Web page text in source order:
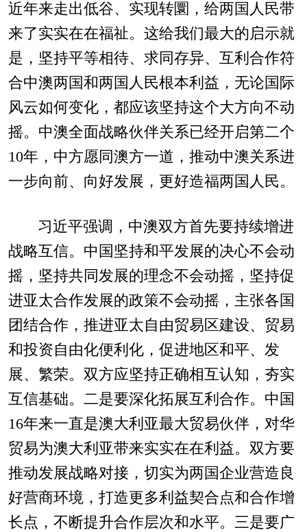
近年来走出低谷、实现转圜，给两国人民带
来了实实在在福祉。这给我们最大的启示就
是，坚持平等相待、求同存异、互利合作符
合中澳两国和两国人民根本利益，无论国际
风云如何变化，都应该坚持这个大方向不动
摇。中澳全面战略伙伴关系已经开启第二个
10年，中方愿同澳方一道，推动中澳关系进
一步向前、向好发展，更好造福两国人民。
习近平强调，中澳双方首先要持续增进
战略互信。中国坚持和平发展的决心不会动
摇，坚持共同发展的理念不会动摇，坚持促
进亚太合作发展的政策不会动摇，主张各国
团结合作，推进亚太自由贸易区建设、贸易
和投资自由化便利化，促进地区和平、发
展、繁荣。双方应坚持正确相互认知，夯实
互信基础。二是要深化拓展互利合作。中国
16年来一直是澳大利亚最大贸易伙伴，对华
贸易为澳大利亚带来实实在在利益。双方要
推动发展战略对接，切实为两国企业营造良
好营商环境，打造更多利益契合点和合作增
长点，不断提升合作层次和水平。三是要广